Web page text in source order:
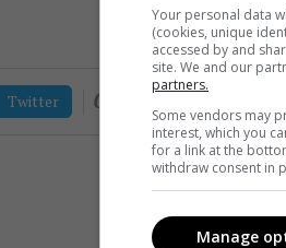
Twitter 0
Your personal data
(cookies, unique
accessed by and
site. We and our
partners.
Some vendors may
interest, which you
for a link at the
withdraw consent in
Manage